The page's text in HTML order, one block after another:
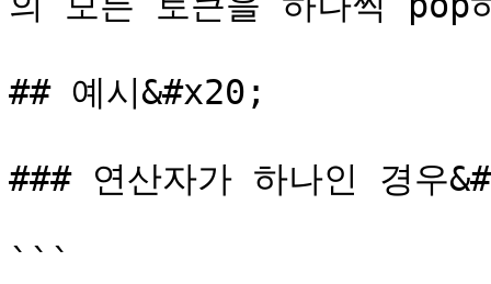
## 예시&#x20;
### 연산자가 하나인 경우
```